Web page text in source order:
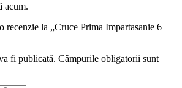
acum.
recenzie la „Cruce Prima Impartasanie 6
fi publicată. Câmpurile obligatorii sunt